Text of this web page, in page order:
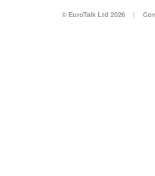
© EuroTalk Ltd 2026 |